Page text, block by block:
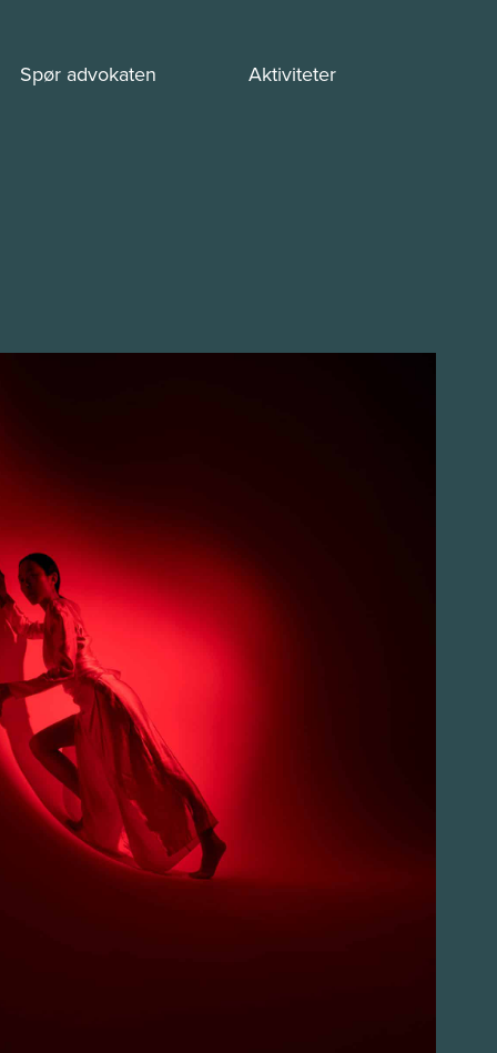
Spør advokaten
Aktiviteter